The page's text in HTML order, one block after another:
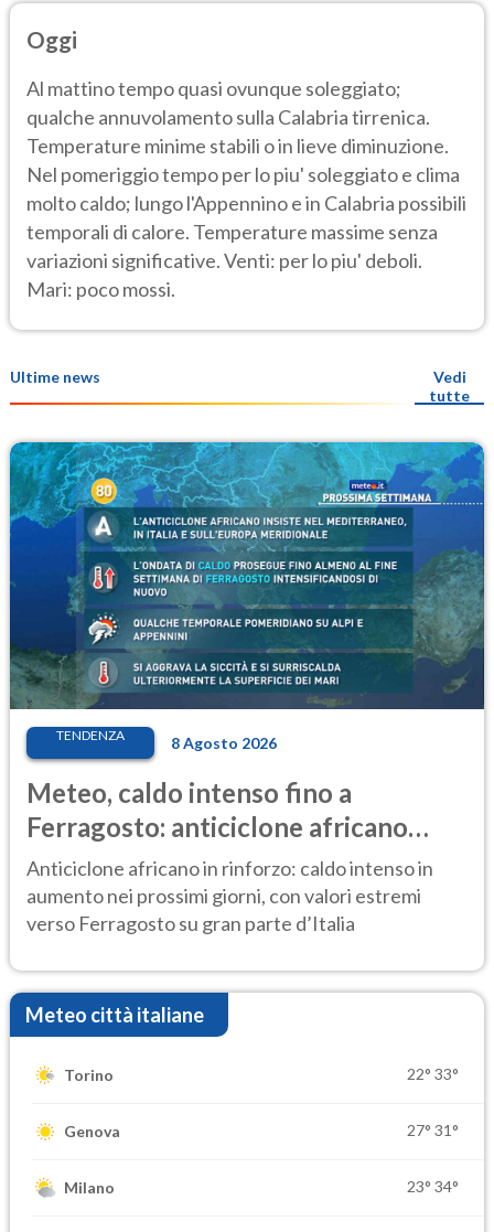
Oggi
Al mattino tempo quasi ovunque soleggiato;
qualche annuvolamento sulla Calabria tirrenica.
Temperature minime stabili o in lieve diminuzione.
Nel pomeriggio tempo per lo piu' soleggiato e clima
molto caldo; lungo l'Appennino e in Calabria possibili
temporali di calore. Temperature massime senza
variazioni significative. Venti: per lo piu' deboli.
Mari: poco mossi.
Ultime news
Vedi
tutte
TENDENZA 8 Agosto 2026
Meteo, caldo intenso fino a
Ferragosto: anticiclone africano
ancora protagonista
Anticiclone africano in rinforzo: caldo intenso in
aumento nei prossimi giorni, con valori estremi
verso Ferragosto su gran parte d’Italia
Meteo città italiane
Torino 22° 33°
Genova 27° 31°
Milano 23° 34°